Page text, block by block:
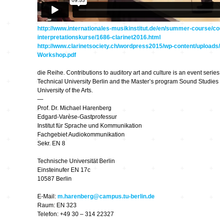
kontinuum…
bruchlos
Feedback CD3
Imaginäre
Landschaften
Deutschland
Ausbruch Aufbruch
LeiseLaute
Noisy Colour
http://www.internationales-musikinstitut.de/en/summer-course/
interpretationskurse/1686-clarinet2016.html
http://www.clarinetsociety.ch/wordpress2015/wp-content/
Workshop.pdf
die Reihe. Contributions to auditory art and culture is an event
Technical University Berlin and the Master’s program Sound
University of the Arts.
—
Prof. Dr. Michael Harenberg
Edgard-Varèse-Gastprofessur
Institut für Sprache und Kommunikation
Fachgebiet Audiokommunikation
Sekr. EN 8
Technische Universität Berlin
Einsteinufer EN 17c
10587 Berlin
E-Mail: m.harenberg@campus.tu-berlin.de
Raum: EN 323
Telefon: +49 30 – 314 22327